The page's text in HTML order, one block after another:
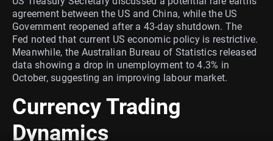
agreement between the US and China, while the US
Government reopened after a 43-day shutdown. The
Fed noted that current US economic policy is restrictive.
Meanwhile, the Australian Bureau of Statistics released
data showing a drop in unemployment to 4.3% in
October, suggesting an improving labour market.
Currency Trading
Dynamics